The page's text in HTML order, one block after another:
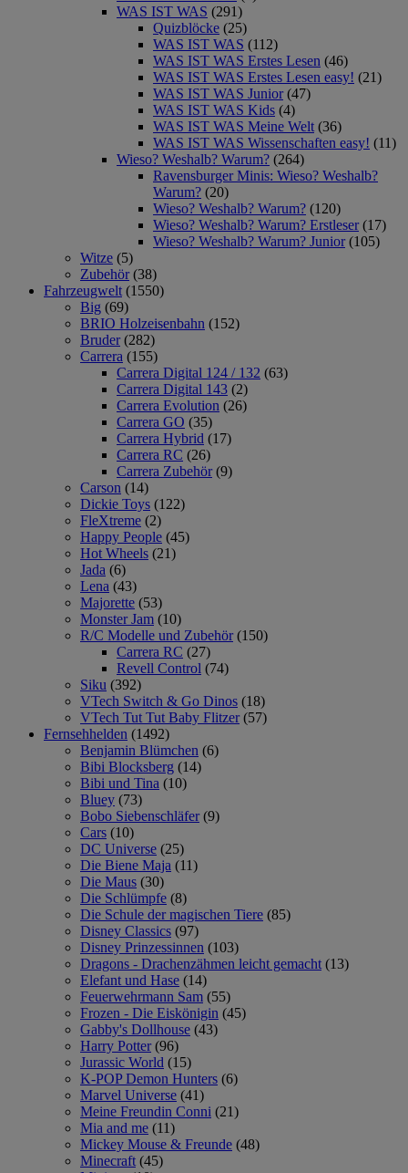
WAS IST WAS (291)
Quizblöcke (25)
WAS IST WAS (112)
WAS IST WAS Erstes Lesen (46)
WAS IST WAS Erstes Lesen easy! (21)
WAS IST WAS Junior (47)
WAS IST WAS Kids (4)
WAS IST WAS Meine Welt (36)
WAS IST WAS Wissenschaften easy! (11)
Wieso? Weshalb? Warum? (264)
Ravensburger Minis: Wieso? Weshalb?
Warum? (20)
Wieso? Weshalb? Warum? (120)
Wieso? Weshalb? Warum? Erstleser (17)
Wieso? Weshalb? Warum? Junior (105)
Witze (5)
Zubehör (38)
Fahrzeugwelt (1550)
Big (69)
BRIO Holzeisenbahn (152)
Bruder (282)
Carrera (155)
Carrera Digital 124 / 132 (63)
Carrera Digital 143 (2)
Carrera Evolution (26)
Carrera GO (35)
Carrera Hybrid (17)
Carrera RC (26)
Carrera Zubehör (9)
Carson (14)
Dickie Toys (122)
FleXtreme (2)
Happy People (45)
Hot Wheels (21)
Jada (6)
Lena (43)
Majorette (53)
Monster Jam (10)
R/C Modelle und Zubehör (150)
Carrera RC (27)
Revell Control (74)
Siku (392)
VTech Switch & Go Dinos (18)
VTech Tut Tut Baby Flitzer (57)
Fernsehhelden (1492)
Benjamin Blümchen (6)
Bibi Blocksberg (14)
Bibi und Tina (10)
Bluey (73)
Bobo Siebenschläfer (9)
Cars (10)
DC Universe (25)
Die Biene Maja (11)
Die Maus (30)
Die Schlümpfe (8)
Die Schule der magischen Tiere (85)
Disney Classics (97)
Disney Prinzessinnen (103)
Dragons - Drachenzähmen leicht gemacht (13)
Elefant und Hase (14)
Feuerwehrmann Sam (55)
Frozen - Die Eiskönigin (45)
Gabby's Dollhouse (43)
Harry Potter (96)
Jurassic World (15)
K-POP Demon Hunters (6)
Marvel Universe (41)
Meine Freundin Conni (21)
Mia and me (11)
Mickey Mouse & Freunde (48)
Minecraft (45)